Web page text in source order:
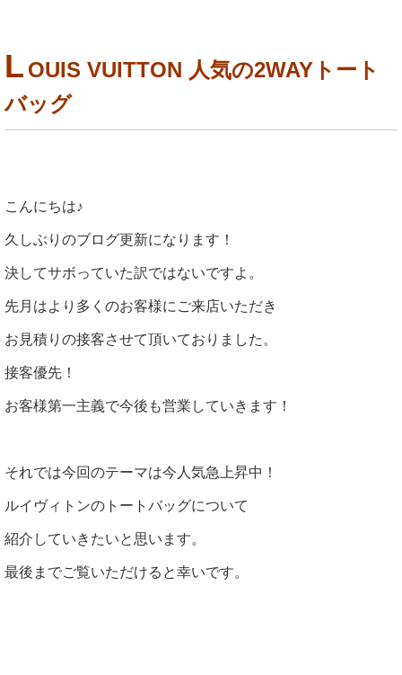
L OUIS VUITTON 人気の2WAYトート
バッグ
こんにちは♪
久しぶりのブログ更新になります！
決してサボっていた訳ではないですよ。
先月はより多くのお客様にご来店いただき
お見積りの接客させて頂いておりました。
接客優先！
お客様第一主義で今後も営業していきます！
それでは今回のテーマは今人気急上昇中！
ルイヴィトンのトートバッグについて
紹介していきたいと思います。
最後までご覧いただけると幸いです。